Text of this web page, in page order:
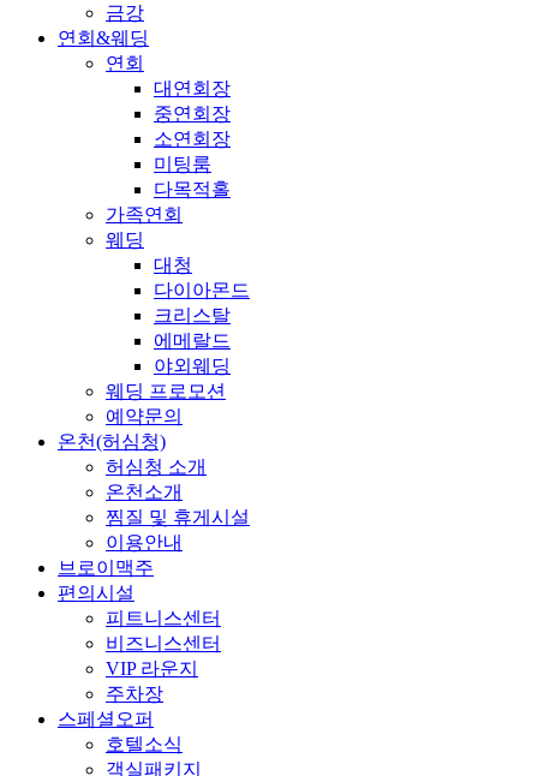
금강
연회&웨딩
연회
대연회장
중연회장
소연회장
미팅룸
다목적홀
가족연회
웨딩
대청
다이아몬드
크리스탈
에메랄드
야외웨딩
웨딩 프로모션
예약문의
온천(허심청)
허심청 소개
온천소개
찜질 및 휴게시설
이용안내
브로이맥주
편의시설
피트니스센터
비즈니스센터
VIP 라운지
주차장
스페셜오퍼
호텔소식
객실패키지